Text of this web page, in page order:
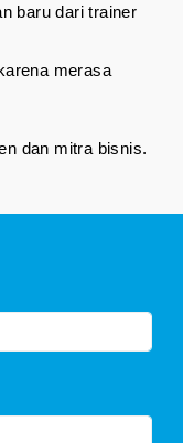
baru dari trainer
karena merasa
dan mitra bisnis.